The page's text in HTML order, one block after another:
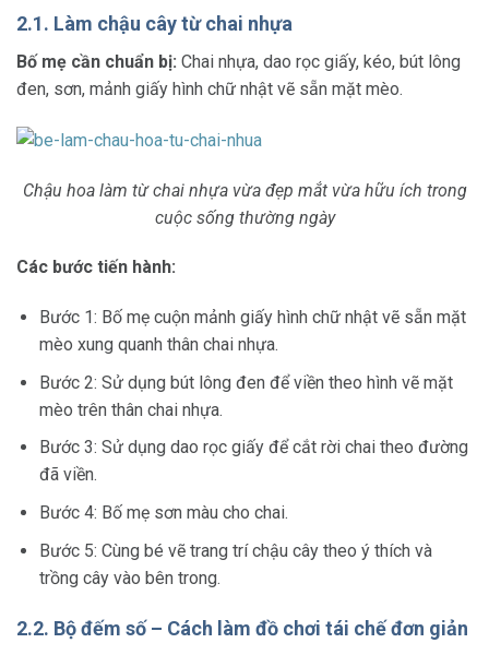
2.1. Làm chậu cây từ chai nhựa
Bố mẹ cần chuẩn bị: Chai nhựa, dao rọc giấy, kéo, bút lông
đen, sơn, mảnh giấy hình chữ nhật vẽ sẵn mặt mèo.
Chậu hoa làm từ chai nhựa vừa đẹp mắt vừa hữu ích trong
cuộc sống thường ngày
Các bước tiến hành:
Bước 1: Bố mẹ cuộn mảnh giấy hình chữ nhật vẽ sẵn mặt
mèo xung quanh thân chai nhựa.
Bước 2: Sử dụng bút lông đen để viền theo hình vẽ mặt
mèo trên thân chai nhựa.
Bước 3: Sử dụng dao rọc giấy để cắt rời chai theo đường
đã viền.
Bước 4: Bố mẹ sơn màu cho chai.
Bước 5: Cùng bé vẽ trang trí chậu cây theo ý thích và
trồng cây vào bên trong.
2.2. Bộ đếm số – Cách làm đồ chơi tái chế đơn giản